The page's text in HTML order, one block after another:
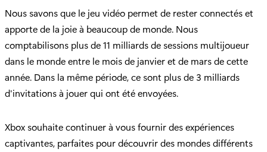
Nous savons que le jeu vidéo permet de rester connectés et
apporte de la joie à beaucoup de monde. Nous
comptabilisons plus de 11 milliards de sessions multijoueur
dans le monde entre le mois de janvier et de mars de cette
année. Dans la même période, ce sont plus de 3 milliards
d'invitations à jouer qui ont été envoyées.
Xbox souhaite continuer à vous fournir des expériences
captivantes, parfaites pour découvrir des mondes différents